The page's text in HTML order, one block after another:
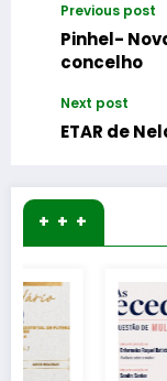
Previous post
Pinhel-
concelho
Next post
ETAR de
+ + +